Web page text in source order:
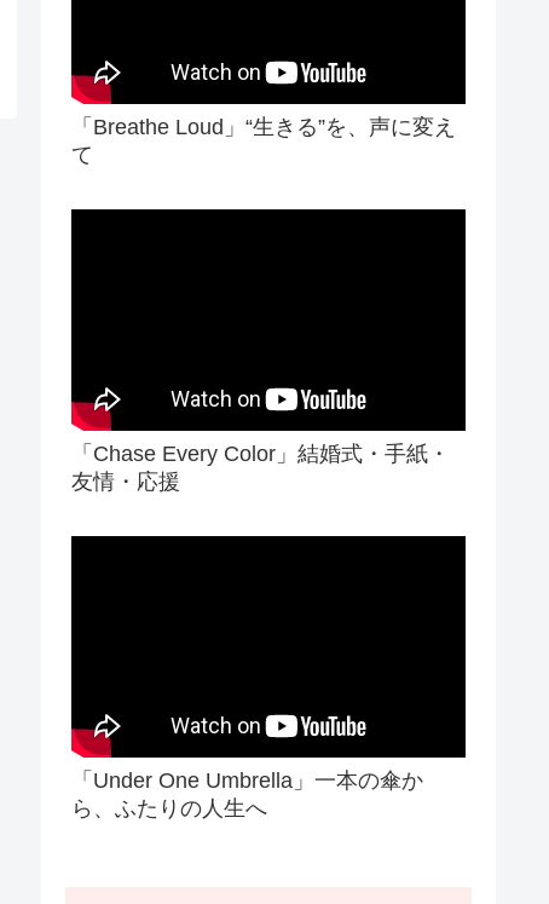
「Breathe Loud」“生きる”を、声に変え
て
「Chase Every Color」結婚式・手紙・
友情・応援
「Under One Umbrella」一本の傘か
ら、ふたりの人生へ